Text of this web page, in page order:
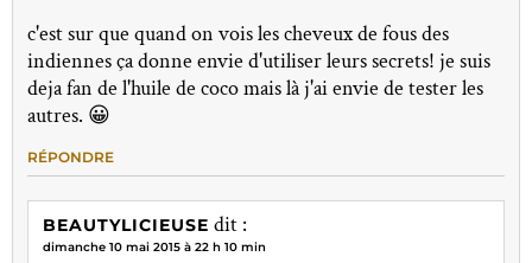
c'est sur que quand on vois les cheveux de fous des
indiennes ça donne envie d'utiliser leurs secrets! je suis
deja fan de l'huile de coco mais là j'ai envie de tester les
autres. 😀
RÉPONDRE
BEAUTYLICIEUSE dit :
dimanche 10 mai 2015 à 22 h 10 min